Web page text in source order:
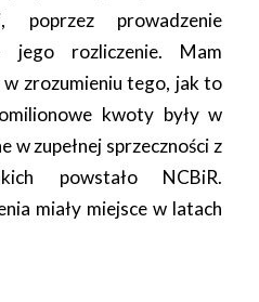
poprzez prowadzenie
jego rozliczenie. Mam
w zrozumieniu tego, jak to
kwoty były w
w zupełnej sprzeczności z
powstało NCBiR.
miały miejsce w latach